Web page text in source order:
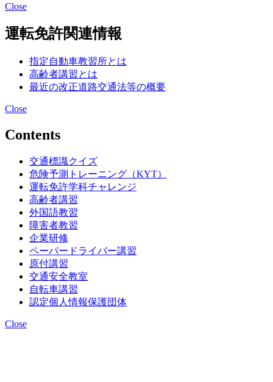
Close
運転免許関連情報
指定自動車教習所とは
高齢者講習とは
最近の改正道路交通法等の概要
Close
Contents
交通標識クイズ
危険予測トレーニング（KYT）
運転免許学科チャレンジ
高齢者講習
外国語教習
障害者教習
企業研修
ペーパードライバー講習
原付講習
交通安全教室
自転車講習
認定個人情報保護団体
Close